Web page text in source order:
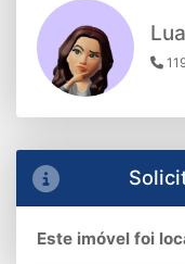
Este imóvel foi